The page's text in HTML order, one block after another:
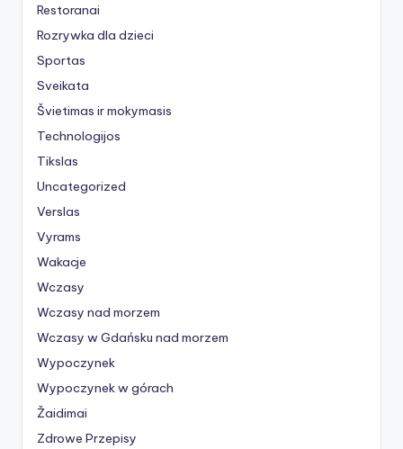
Restoranai
Rozrywka dla dzieci
Sportas
Sveikata
Švietimas ir mokymasis
Technologijos
Tikslas
Uncategorized
Verslas
Vyrams
Wakacje
Wczasy
Wczasy nad morzem
Wczasy w Gdańsku nad morzem
Wypoczynek
Wypoczynek w górach
Žaidimai
Zdrowe Przepisy